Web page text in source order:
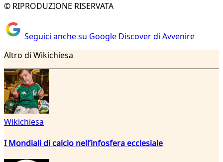
© RIPRODUZIONE RISERVATA
Seguici anche su Google Discover di Avvenire
Altro di Wikichiesa
Wikichiesa
I Mondiali di calcio nell’infosfera ecclesiale